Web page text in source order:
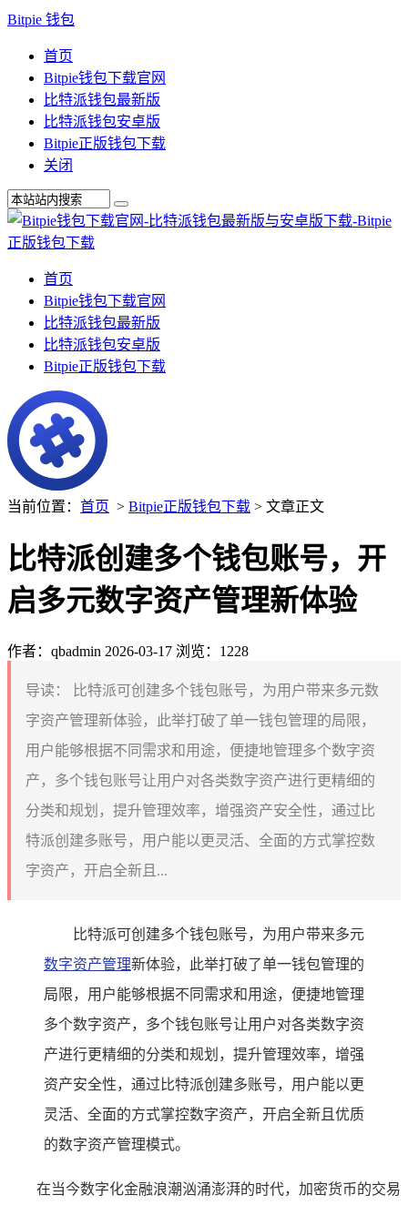
Bitpie 钱包
首页
Bitpie钱包下载官网
比特派钱包最新版
比特派钱包安卓版
Bitpie正版钱包下载
关闭
首页
Bitpie钱包下载官网
比特派钱包最新版
比特派钱包安卓版
Bitpie正版钱包下载
当前位置： 首页 > Bitpie正版钱包下载 > 文章正文
比特派创建多个钱包账号，开
启多元数字资产管理新体验
作者：qbadmin 2026-03-17 浏览：1228
导读：
比特派可创建多个钱包账号，为用户带来多元数
字资产管理新体验，此举打破了单一钱包管理的局限，
用户能够根据不同需求和用途，便捷地管理多个数字资
产，多个钱包账号让用户对各类数字资产进行更精细的
分类和规划，提升管理效率，增强资产安全性，通过比
特派创建多账号，用户能以更灵活、全面的方式掌控数
字资产，开启全新且...
比特派可创建多个钱包账号，为用户带来多元
数字资产管理新体验，此举打破了单一钱包管理的
局限，用户能够根据不同需求和用途，便捷地管理
多个数字资产，多个钱包账号让用户对各类数字资
产进行更精细的分类和规划，提升管理效率，增强
资产安全性，通过比特派创建多账号，用户能以更
灵活、全面的方式掌控数字资产，开启全新且优质
的数字资产管理模式。
在当今数字化金融浪潮汹涌澎湃的时代，加密货币的交易